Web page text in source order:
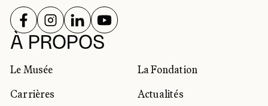
À PROPOS
Le Musée
La Fondation
Carrières
Actualités
RÉSEAUX SOCIAUX
SUIVEZ-NOUS SUR
SUIVEZ-NOUS SUR
SUIVEZ-NOUS SUR
SUIVEZ-NOUS SUR